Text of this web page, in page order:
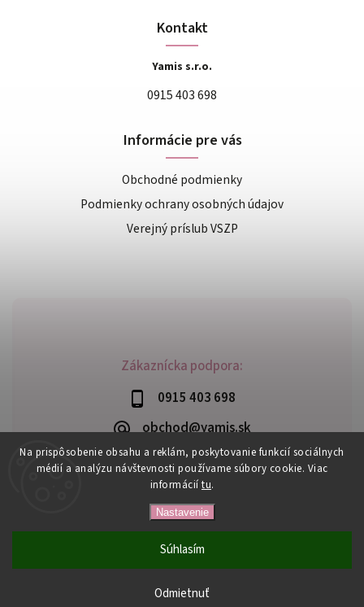
Na prispôsobenie obsahu a reklám, poskytovanie funkcií sociálnych
médií a analýzu návštevnosti používame súbory cookie. Viac
informácií tu.
Nastavenie
Odmietnuť
Súhlasím
Zákaznícka podpora:
0915 403 698
obchod@yamis.sk
Kontakt
Yamis s.r.o.
0915 403 698
Informácie pre vás
Obchodné podmienky
Podmienky ochrany osobných údajov
Verejný príslub VSZP
Copyright 2026Yamis. Všetky práva vyhradené.
Upraviť nastavenie cookies
Shoptet | Design